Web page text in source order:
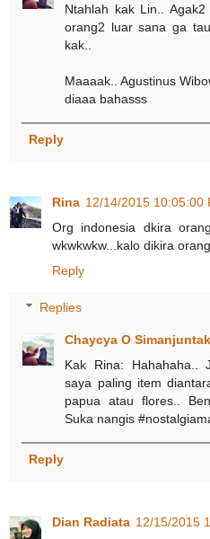
Ntahlah kak Lin..
orang2 luar sana ga
kak..
Maaaak.. Agustinus
diaaa bahasss
Reply
Rina 12/14/2015 10:05:00
Org indonesia dkira
wkwkwkw...kalo dikira
Reply
Replies
Chaycya O Simanjuntak
Kak Rina: Hahahaha..
saya paling item
papua atau flores..
Suka nangis
Reply
Dian Radiata 12/15/2015